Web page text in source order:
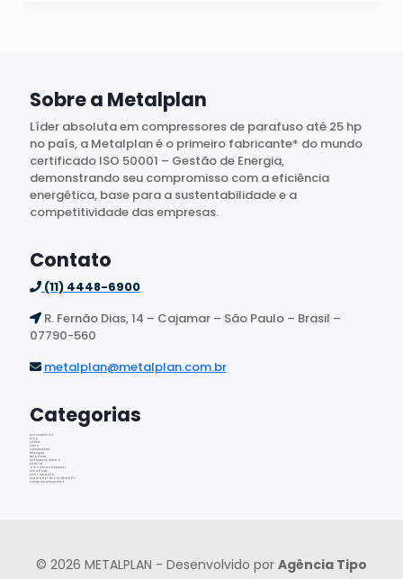
Sobre a Metalplan
Líder absoluta em compressores de parafuso até 25 hp
no país, a Metalplan é o primeiro fabricante* do mundo
certificado ISO 50001 – Gestão de Energia,
demonstrando seu compromisso com a eficiência
energética, base para a sustentabilidade e a
competitividade das empresas.
Contato
(11) 4448-6900
R. Fernão Dias, 14 – Cajamar – São Paulo – Brasil –
07790-560
metalplan@metalplan.com.br
Categorias
Ar Comprimido
Blog
Chillers
Clima
Compressores
Destaques
Geradores
Isolamento térmico
Notícias
Óleo para Compressor
Secadores
Sem categoria
Separador de condensado
Transporte pneumático
© 2026 METALPLAN - Desenvolvido por Agência Tipo